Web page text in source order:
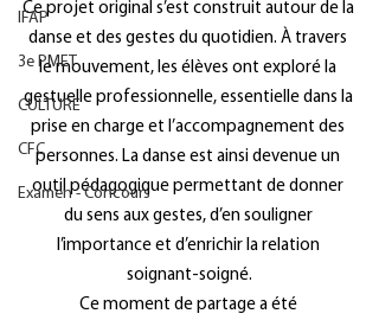
IFAP
3e PMET
CULTURE
CFC
Examen - Concours
Ce projet original s’est construit autour de la
danse et des gestes du quotidien. À travers
le mouvement, les élèves ont exploré la
gestuelle professionnelle, essentielle dans la
prise en charge et l’accompagnement des
personnes. La danse est ainsi devenue un
outil pédagogique permettant de donner
du sens aux gestes, d’en souligner
l’importance et d’enrichir la relation
soignant-soigné.
Ce moment de partage a été